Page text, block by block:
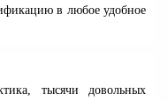
в любое удобное
тысячи довольных